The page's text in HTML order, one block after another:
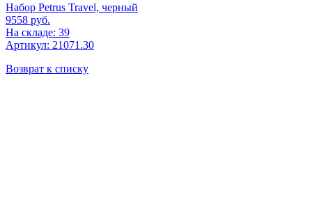
Набор Petrus Travel, черный
9558 руб.
На складе: 39
Артикул: 21071.30
Возврат к списку